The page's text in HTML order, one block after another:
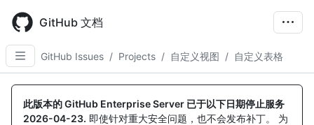
main
content
GitHub 文档
GitHub Issues / Projects / 自定义视图 / 自定义表格
此版本的 GitHub Enterprise Server 已于以下日期停止服务
2026-04-23. 即使针对重大安全问题，也不会发布补丁。 为